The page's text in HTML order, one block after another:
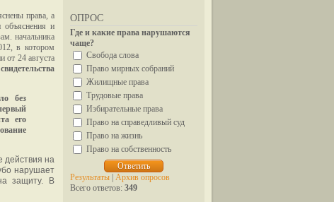
ОПРОС
Где и какие права нарушаются
чаще?
Свобода слова
Право мирных собраний
Жилищные права
Трудовые права
Избирательные права
Право на справедливый суд
Право на жизнь
Право на собственность
Результаты Архив опросов
Всего ответов: 349
права, а
объяснения и
начальника
в котором
от 24 августа
без
его
действия на
нарушает
защиту. В